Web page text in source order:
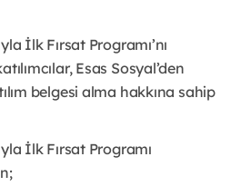
İlk Fırsat Programı’nı
Esas Sosyal’den
belgesi alma hakkına sahip
İlk Fırsat Programı